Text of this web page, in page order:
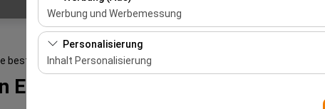
meistbesuchte Seiten, Nutzerverhalten). Diese Daten
und die Benutzererfahrung kontinuierlich zu verbessern.
Werbung und Werbemessung
Diese Cookies ermöglichen es uns, Ihnen auf Ihre
und die Wirksamkeit unserer Werbekampagnen zu messen
Personalisierung
Inhalt Personalisierung
sicherzustellen, indem Ihre
besten Elektroautos der Welt
Elektroautos der Welt